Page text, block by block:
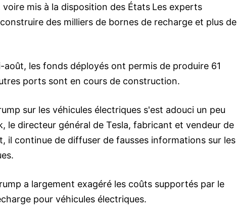
voire mis à la disposition des États Les experts
des milliers de bornes de recharge et plus de
les fonds déployés ont permis de produire 61
ports sont en cours de construction.
sur les véhicules électriques s'est adouci un peu
le directeur général de Tesla, fabricant et vendeur de
il continue de diffuser de fausses informations sur les
a largement exagéré les coûts supportés par le
pour véhicules électriques.